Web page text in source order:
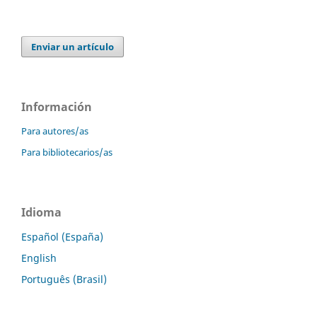
Enviar un artículo
Información
Para autores/as
Para bibliotecarios/as
Idioma
Español (España)
English
Português (Brasil)